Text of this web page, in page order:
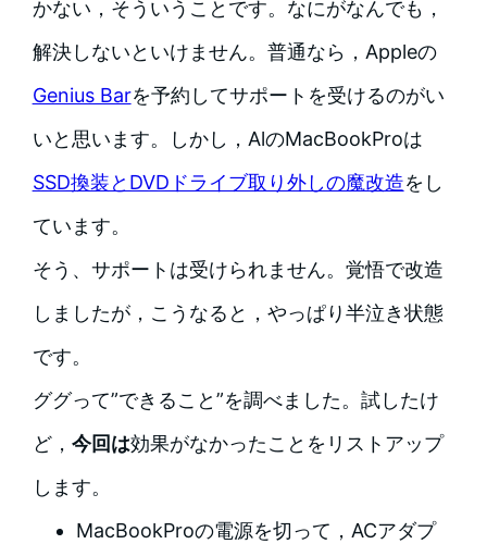
かない，そういうことです。なにがなんでも，
解決しないといけません。普通なら，Appleの
Genius Barを予約してサポートを受けるのがい
いと思います。しかし，AlのMacBookProは
SSD換装とDVDドライブ取り外しの魔改造をし
ています。
そう、サポートは受けられません。覚悟で改造
しましたが，こうなると，やっぱり半泣き状態
です。
ググって”できること”を調べました。試したけ
ど， 今回は効果がなかったことをリストアップ
します。
MacBookProの電源を切って，ACアダプ